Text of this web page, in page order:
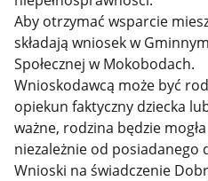
Aby otrzymać wsparcie
składają wniosek w
Społecznej w Mokobodach.
Wnioskodawcą może być
opiekun faktyczny dziecka
ważne, rodzina będzie
niezależnie od posiadanego
Wnioski na świadczenie